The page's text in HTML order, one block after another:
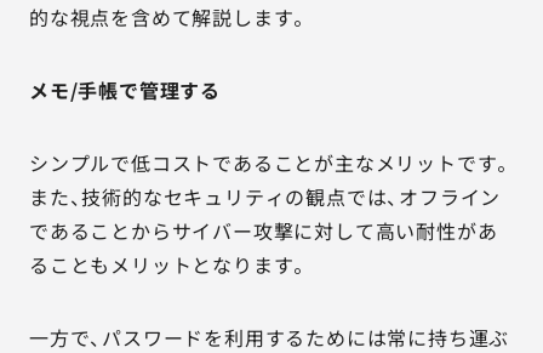
的な視点を含めて解説します。
メモ/手帳で管理する
シンプルで低コストであることが主なメリットです。
また、技術的なセキュリティの観点では、オフライン
であることからサイバー攻撃に対して高い耐性があ
ることもメリットとなります。
一方で、パスワードを利用するためには常に持ち運ぶ